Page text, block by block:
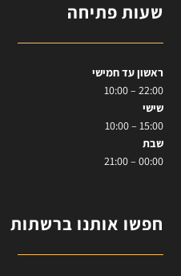
שעות פתיחה
ראשון עד חמישי
22:00 – 10:00
שישי
15:00 – 10:00
שבת
00:00 – 21:00
חפשו אותנו ברשתות